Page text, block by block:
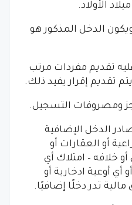
الدخل المذكور هو
تقديم مفردات مرتب
تقديم إقرار يفيد ذلك.
الدخل الإضافية
أو العقارات أو
خلافه – امتلاك أي
أوعية ادخارية أو
مالية تدر دخلًا إضافيًا.